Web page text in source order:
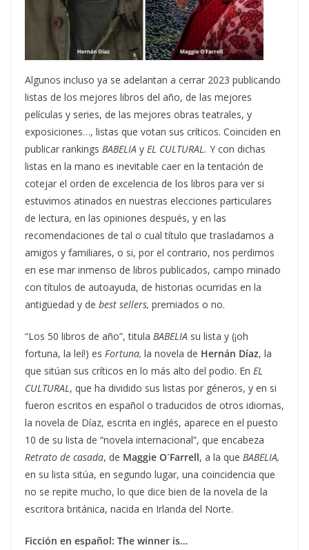
Algunos incluso ya se adelantan a cerrar 2023 publicando
listas de los mejores libros del año, de las mejores
películas y series, de las mejores obras teatrales, y
exposiciones…, listas que votan sus críticos. Coinciden en
publicar rankings BABELIA y EL CULTURAL. Y con dichas
listas en la mano es inevitable caer en la tentación de
cotejar el orden de excelencia de los libros para ver si
estuvimos atinados en nuestras elecciones particulares
de lectura, en las opiniones después, y en las
recomendaciones de tal o cual título que trasladamos a
amigos y familiares, o si, por el contrario, nos perdimos
en ese mar inmenso de libros publicados, campo minado
con títulos de autoayuda, de historias ocurridas en la
antigüedad y de best sellers, premiados o no.
“Los 50 libros de año”, titula BABELIA su lista y (¡oh
fortuna, la leí!) es Fortuna, la novela de Hernán Díaz, la
que sitúan sus críticos en lo más alto del podio. En EL
CULTURAL , que ha dividido sus listas por géneros, y en si
fueron escritos en español o traducidos de otros idiomas,
la novela de Díaz, escrita en inglés, aparece en el puesto
10 de su lista de “novela internacional”, que encabeza
Retrato de casada, de Maggie O´Farrell, a la que BABELIA,
en su lista sitúa, en segundo lugar, una coincidencia que
no se repite mucho, lo que dice bien de la novela de la
escritora británica, nacida en Irlanda del Norte.
Ficción en español: The winner is…